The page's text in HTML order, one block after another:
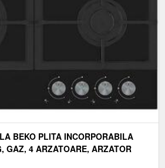
BEKO PLITA INCORPORABILA
GAZ, 4 ARZATOARE, ARZATOR